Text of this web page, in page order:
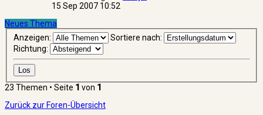
15 Sep 2007 10:52
Neues Thema
Anzeigen:
Sortiere nach:
Richtung:
23 Themen • Seite 1 von 1
Zurück zur Foren-Übersicht